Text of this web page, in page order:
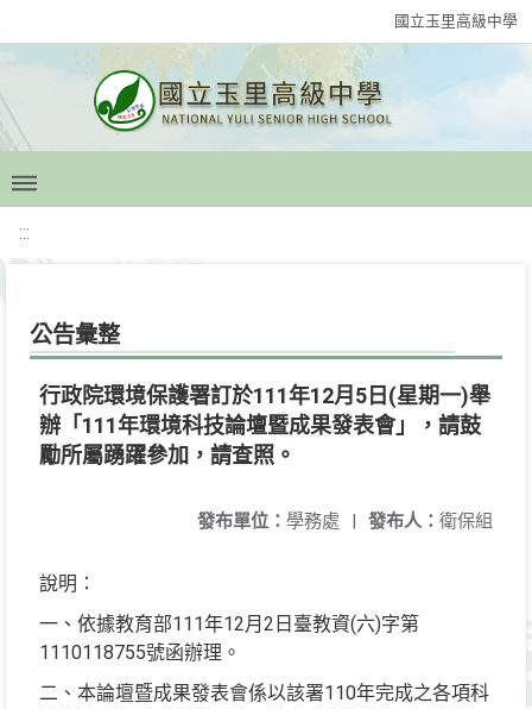
國立玉里高級中學
:::
公告彙整
行政院環境保護署訂於111年12月5日(星期一)舉
辦「111年環境科技論壇暨成果發表會」，請鼓
勵所屬踴躍參加，請查照。
發布人： 衛保組
發布單位： 學務處 |
說明：
一、依據教育部111年12月2日臺教資(六)字第
1110118755號函辦理。
二、本論壇暨成果發表會係以該署110年完成之各項科